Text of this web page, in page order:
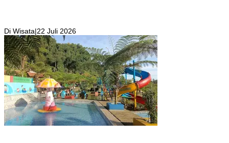
Di Wisata|22 Juli 2026